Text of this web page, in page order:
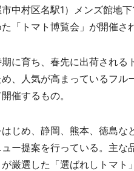
中村区名駅1）メンズ館地
「トマト博覧会」が開催さ
に育ち、春先に出荷される
、人気が高まっているフル
催するもの。
じめ、静岡、熊本、徳島な
ー提案を行っている。主
厳選した「選ばれしトマ